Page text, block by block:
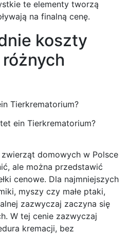
te elementy tworzą
na finalną cenę.
koszty
ein Tierkrematorium?
domowych w Polsce
ale można przedstawić
cenowe. Dla najmniejszych
myszy czy małe ptaki,
zazwyczaj zaczyna się
W tej cenie zazwyczaj
kremacji, bez